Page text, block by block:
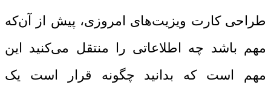
طراحی کارت ویزیت‌های امروزی، پیش از آن‌که
مهم باشد چه اطلاعاتی را منتقل می‌کنید این
مهم است که بدانید چگونه قرار است یک